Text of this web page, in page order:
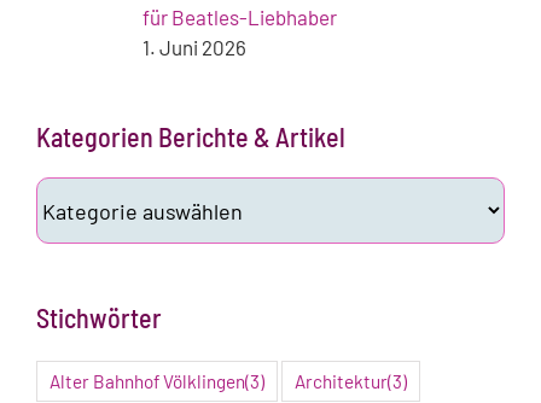
für Beatles-Liebhaber
1. Juni 2026
Kategorien Berichte & Artikel
Kategorien
Berichte
&
Stichwörter
Alter Bahnhof Völklingen(3) Architektur(3)